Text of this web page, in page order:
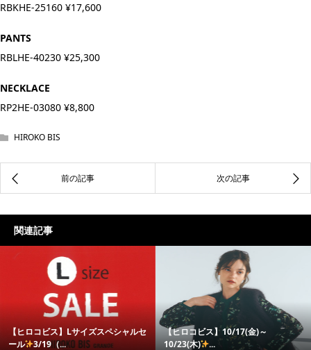
RBKHE-25160 ¥17,600
PANTS
RBLHE-40230 ¥25,300
NECKLACE
RP2HE-03080 ¥8,800
HIROKO BIS
関連記事
【ヒロコビス】Lサイズスペシャルセ
ール
3/19（...
【ヒロコビス】10/17(金)～
10/23(木)
...